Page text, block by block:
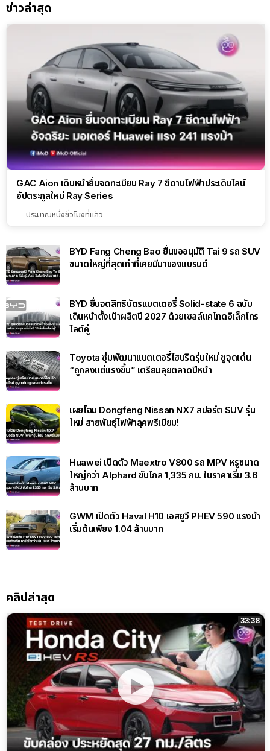
ข่าวล่าสุด
GAC Aion เดินหน้ายื่นจดทะเบียน Ray 7 ซีดานไฟฟ้าประเดิมไลน์
อัปตระกูลใหม่ Ray Series
ประมาณหนึ่งชั่วโมงที่แล้ว
BYD Fang Cheng Bao ยื่นขออนุมัติ Tai 9 รถ SUV
ขนาดใหญ่ที่สุดเท่าที่เคยมีมาของแบรนด์
BYD ยื่นจดสิทธิบัตรแบตเตอรี่ Solid-state 6 ฉบับ
เดินหน้าตั้งเป้าผลิตปี 2027 ด้วยเซลล์แคโทดอิเล็กโทร
ไลต์คู่
Toyota ซุ่มพัฒนาแบตเตอรี่ไฮบริดรุ่นใหม่ ชูจุดเด่น
“ถูกลงแต่แรงขึ้น” เตรียมลุยตลาดปีหน้า
เผยโฉม Dongfeng Nissan NX7 สปอร์ต SUV รุ่น
ใหม่ สายพันธุ์ไฟฟ้าลุคพรีเมียม!
Huawei เปิดตัว Maextro V800 รถ MPV หรูขนาด
ใหญ่กว่า Alphard ขับไกล 1,335 กม. ในราคาเริ่ม 3.6
ล้านบาท
GWM เปิดตัว Haval H10 เอสยูวี PHEV 590 แรงม้า
เริ่มต้นเพียง 1.04 ล้านบาท
คลิปล่าสุด
33:38